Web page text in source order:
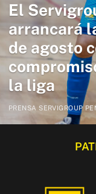
El
arrancará
de agosto
la liga
PRENSA SERVIGROUP